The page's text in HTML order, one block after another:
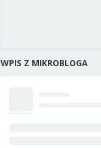
WPIS Z MIKROBLOGA